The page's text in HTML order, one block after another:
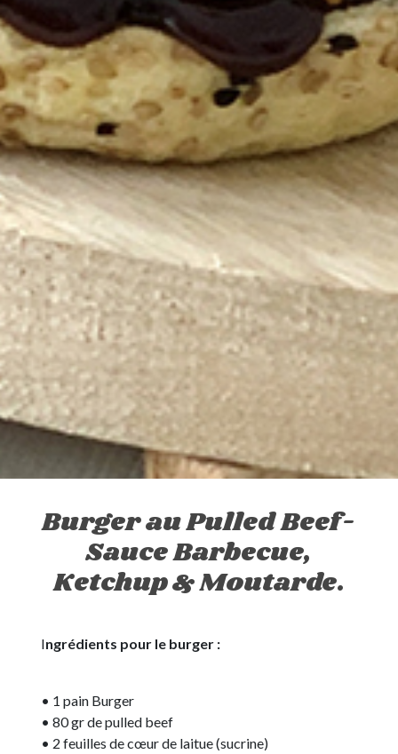
Burger au Pulled Beef-
Sauce Barbecue,
Ketchup & Moutarde.
Ingrédients pour le burger :
• 1 pain Burger
• 80 gr de pulled beef
• 2 feuilles de cœur de laitue (sucrine)